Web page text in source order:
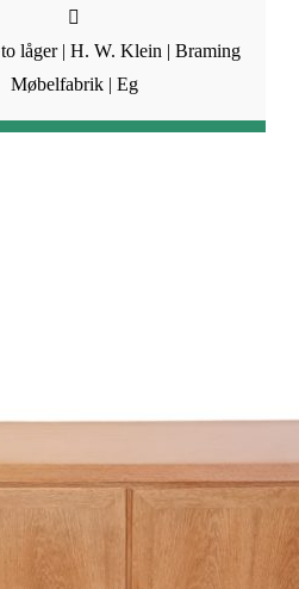
låger | H. W. Klein | Braming
Møbelfabrik | Eg